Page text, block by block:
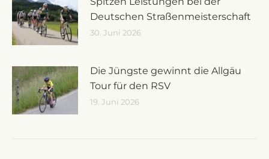
Deutschen Straßenmeisterschaft
30. Juni 2026
Die Jüngste gewinnt die Allgäu
Tour für den RSV
19. Juni 2026